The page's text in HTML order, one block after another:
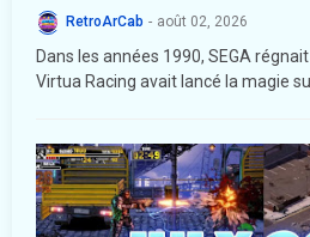
RetroArCab - août 02, 2026
Dans les années 1990, SEGA
Virtua Racing avait lancé la magie